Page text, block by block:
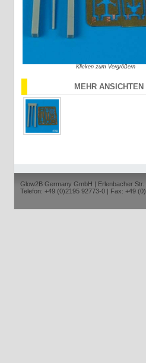
Klicken zum Vergrößern
MEHR ANSICHTEN
Glow2B Germany GmbH | Erlenbacher
Telefon: +49 (0)2195 92773-0 | Fax: +49